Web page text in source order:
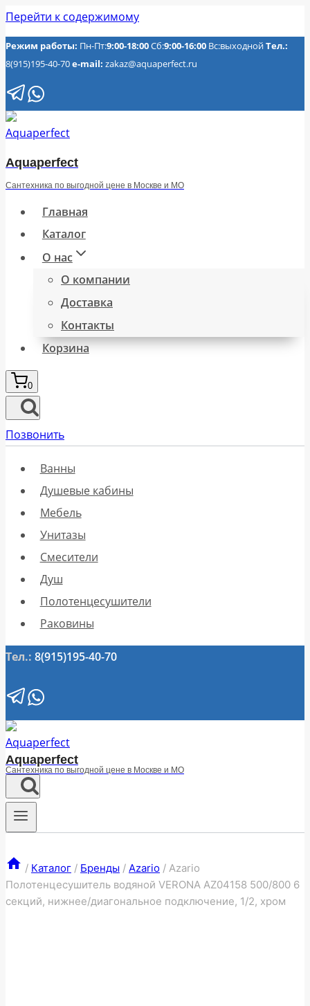
Перейти к содержимому
Режим работы: Пн-Пт:9:00-18:00Сб:9:00-16:00 Вс:выходнойТел.:
8(915)195-40-70e-mail: zakaz@aquaperfect.ru
Aquaperfect
Сантехника по выгодной цене в Москве и МО
Главная
Каталог
О нас
О компании
Доставка
Контакты
Корзина
0
Позвонить
Ванны
Душевые кабины
Мебель
Унитазы
Смесители
Душ
Полотенцесушители
Раковины
Тел.: 8(915)195-40-70
Aquaperfect
Сантехника по выгодной цене в Москве и МО
/ Каталог / Бренды / Azario / Azario
Полотенцесушитель водяной VERONA AZ04158 500/800 6
секций, нижнее/диагональное подключение, 1/2, хром